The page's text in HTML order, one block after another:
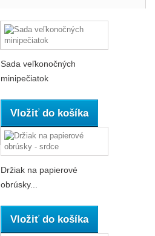
Sada veľkonočných
minipečiatok
Vložiť do košíka
Držiak na papierové
obrúsky...
Vložiť do košíka